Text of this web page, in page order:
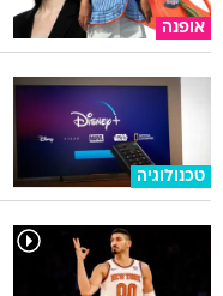
אופנה
טכנולוגיה